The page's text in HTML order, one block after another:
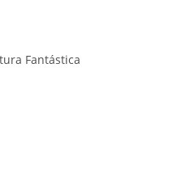
Fantástica